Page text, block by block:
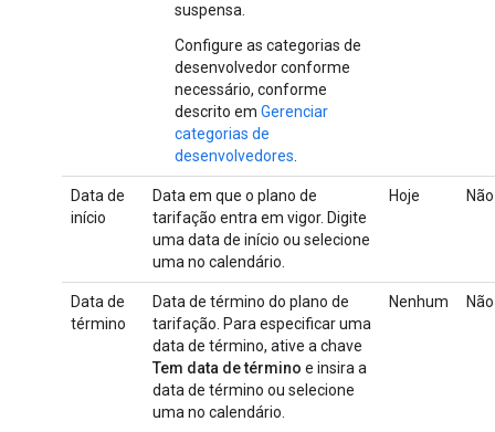
suspensa.
Configure as categorias de
desenvolvedor conforme
necessário, conforme
descrito em Gerenciar
categorias de
desenvolvedores
Data de
início
Data em que o plano de
tarifação entra em vigor. Digite
uma data de início ou selecione
uma no calendário.
Hoje Não
Data de
término
Data de término do plano de
tarifação. Para especificar uma
data de término, ative a chave
Tem data de término e insira a
data de término ou selecione
uma no calendário.
Nenhum Não